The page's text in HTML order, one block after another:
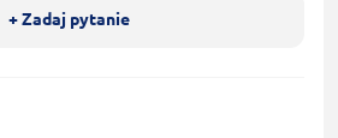
+ Zadaj pytanie